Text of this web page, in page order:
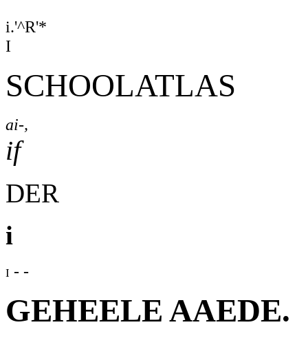
i.'^R'*
I
SCHOOLATLAS
ai-,
if
DER
i
i - -
GEHEELE AAEDE.